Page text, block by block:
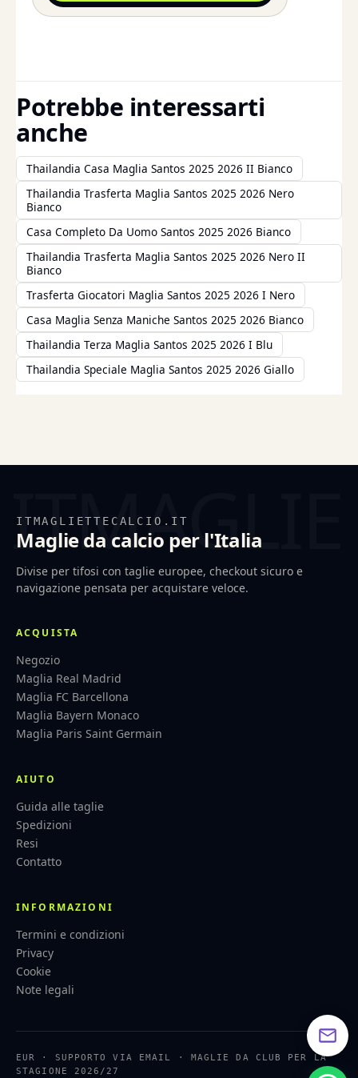
Potrebbe interessarti
anche
Thailandia Casa Maglia Santos 2025 2026 II Bianco
Thailandia Trasferta Maglia Santos 2025 2026 Nero
Bianco
Casa Completo Da Uomo Santos 2025 2026 Bianco
Thailandia Trasferta Maglia Santos 2025 2026 Nero II
Bianco
Trasferta Giocatori Maglia Santos 2025 2026 I Nero
Casa Maglia Senza Maniche Santos 2025 2026 Bianco
Thailandia Terza Maglia Santos 2025 2026 I Blu
Thailandia Speciale Maglia Santos 2025 2026 Giallo
ITMAGLIETTECALCIO.IT
Maglie da calcio per l'Italia
Divise per tifosi con taglie europee, checkout sicuro e
navigazione pensata per acquistare veloce.
ACQUISTA
Negozio
Maglia Real Madrid
Maglia FC Barcellona
Maglia Bayern Monaco
Maglia Paris Saint Germain
AIUTO
Guida alle taglie
Spedizioni
Resi
Contatto
INFORMAZIONI
Termini e condizioni
Privacy
Cookie
Note legali
EUR · SUPPORTO VIA EMAIL · MAGLIE DA CLUB PER LA
STAGIONE 2026/27